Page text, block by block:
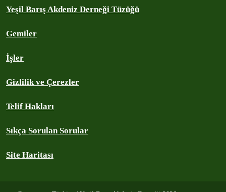
Yeşil Barış Akdeniz Derneği Tüzüğü
Gemiler
İşler
Gizlilik ve Çerezler
Telif Hakları
Sıkça Sorulan Sorular
Site Haritası